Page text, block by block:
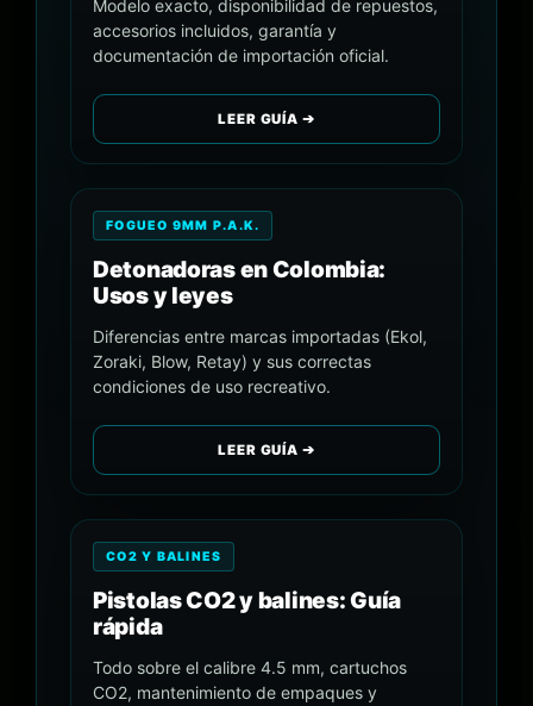
Modelo exacto, disponibilidad de repuestos,
accesorios incluidos, garantía y
documentación de importación oficial.
LEER GUÍA ➔
FOGUEO 9MM P.A.K.
Detonadoras en Colombia:
Usos y leyes
Diferencias entre marcas importadas (Ekol,
Zoraki, Blow, Retay) y sus correctas
condiciones de uso recreativo.
LEER GUÍA ➔
CO2 Y BALINES
Pistolas CO2 y balines: Guía
rápida
Todo sobre el calibre 4.5 mm, cartuchos
CO2, mantenimiento de empaques y